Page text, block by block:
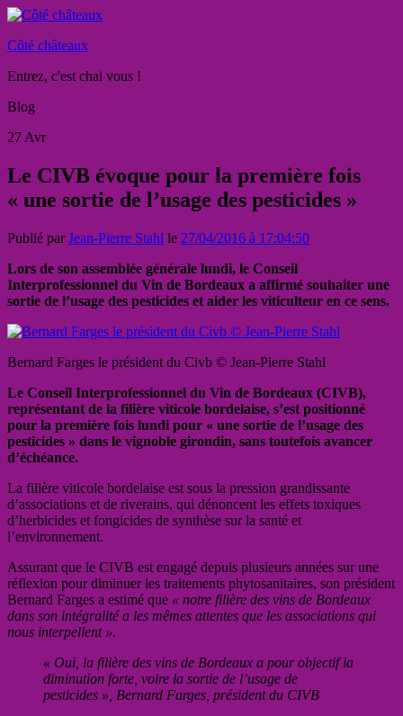
Côté châteaux
Entrez, c'est chai vous !
Blog
27 Avr
Le CIVB évoque pour la première fois
« une sortie de l’usage des pesticides »
Publié parJean-Pierre Stahl le 27/04/2016 à 17:04:50
Lors de son assemblée générale lundi, le Conseil
Interprofessionnel du Vin de Bordeaux a affirmé souhaiter une
sortie de l’usage des pesticides et aider les viticulteur en ce sens.
Bernard Farges le président du Civb © Jean-Pierre Stahl
Le Conseil Interprofessionnel du Vin de Bordeaux (CIVB),
représentant de la filière viticole bordelaise, s’est positionné
pour la première fois lundi pour « une sortie de l’usage des
pesticides » dans le vignoble girondin, sans toutefois avancer
d’échéance.
La filière viticole bordelaise est sous la pression grandissante
d’associations et de riverains, qui dénoncent les effets toxiques
d’herbicides et fongicides de synthèse sur la santé et
l’environnement.
Assurant que le CIVB est engagé depuis plusieurs années sur une
réflexion pour diminuer les traitements phytosanitaires, son président
Bernard Farges a estimé que « notre filière des vins de Bordeaux
dans son intégralité a les mêmes attentes que les associations qui
nous interpellent ».
« Oui, la filière des vins de Bordeaux a pour objectif la
diminution forte, voire la sortie de l’usage de
pesticides », Bernard Farges, président du CIVB